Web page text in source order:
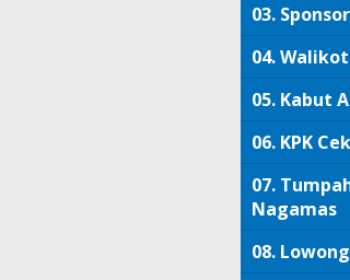
03.
04.
05. Kabut
06. KPK
07.
Nagamas
08.